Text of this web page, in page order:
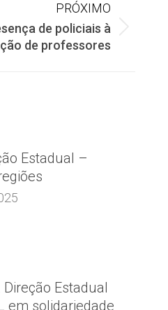
PRÓXIMO
de policiais à
de professores
Estadual –
Direção Estadual
em solidariedade